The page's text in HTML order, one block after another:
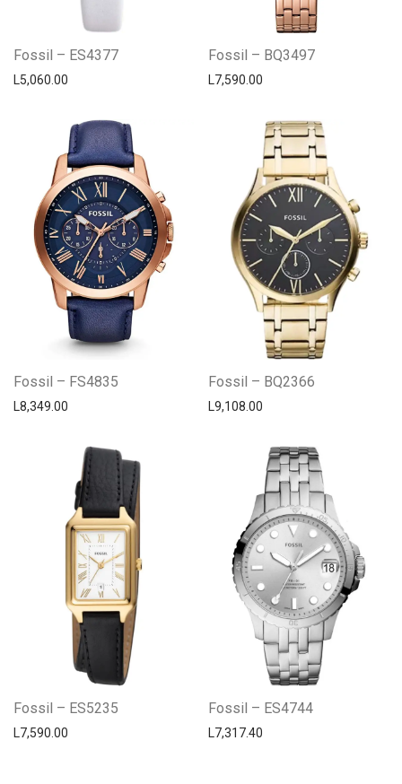
Fossil – ES4377
L5,060.00
Fossil – BQ3497
L7,590.00
Fossil – FS4835
L8,349.00
Fossil – BQ2366
L9,108.00
Fossil – ES5235
L7,590.00
Fossil – ES4744
L7,317.40